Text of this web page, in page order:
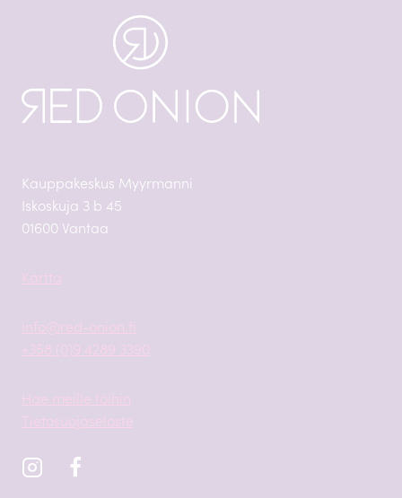
Kauppakeskus Myyrmanni
Iskoskuja 3 b 45
01600 Vantaa
Kartta
info@red-onion.fi
+358 (0)9 4289 3390
Hae meille töihin
Tietosuojaseloste